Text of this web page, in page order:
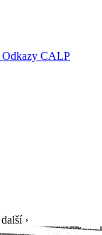
Odkazy CALP
další ›